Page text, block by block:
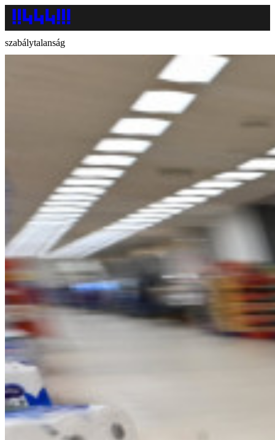
szabálytalanság